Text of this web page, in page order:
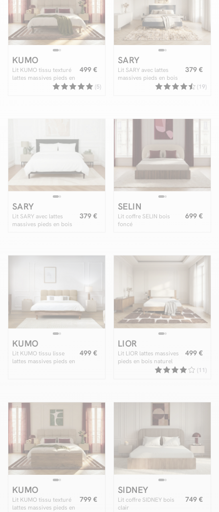
Facilité de paiements
Livraison
Aide et contact
KUMO
Lit KUMO tissu texturé
lattes massives pieds en
499 €
(5)
SARY
Lit SARY avec lattes
massives pieds en bois
379 €
(19)
SARY
Lit SARY avec lattes
massives pieds en bois
379 €
SELIN
Lit coffre SELIN bois
foncé
699 €
KUMO
Lit KUMO tissu lisse
lattes massives pieds en
499 €
LIOR
Lit LIOR lattes massives
pieds en bois naturel
499 €
(11)
KUMO
Lit KUMO tissu texturé
lattes massives pieds en
799 €
SIDNEY
Lit coffre SIDNEY bois
clair
749 €